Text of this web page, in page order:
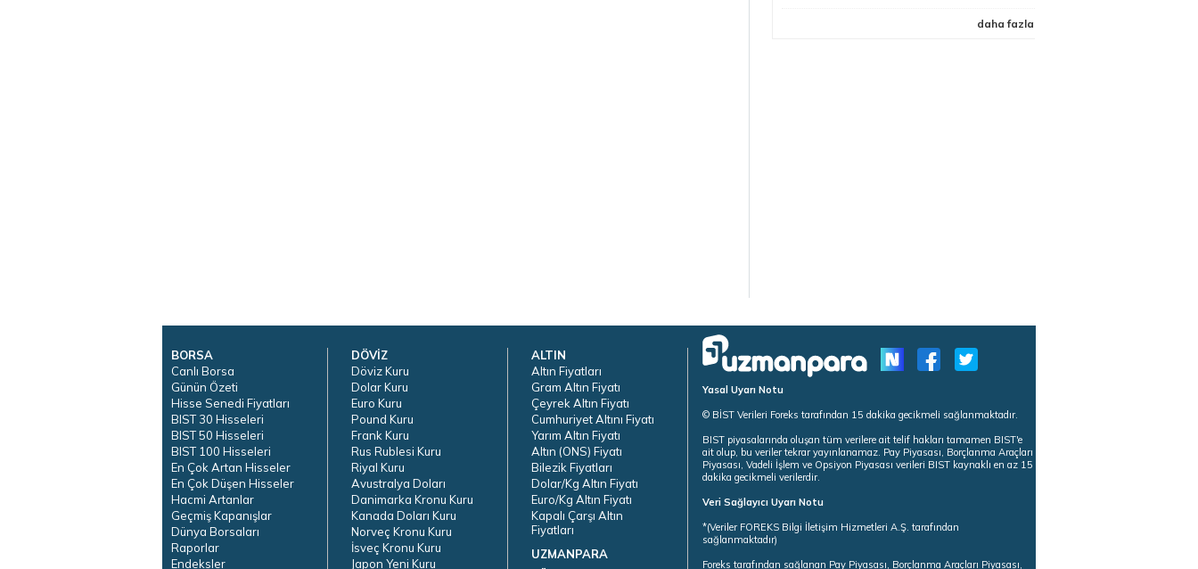
daha fazla
BORSA
Canlı Borsa
Günün Özeti
Hisse Senedi Fiyatları
BIST 30 Hisseleri
BIST 50 Hisseleri
BIST 100 Hisseleri
En Çok Artan Hisseler
En Çok Düşen Hisseler
Hacmi Artanlar
Geçmiş Kapanışlar
Dünya Borsaları
Raporlar
Endeksler
DÖVİZ
Döviz Kuru
Dolar Kuru
Euro Kuru
Pound Kuru
Frank Kuru
Rus Rublesi Kuru
Riyal Kuru
Avustralya Doları
Danimarka Kronu Kuru
Kanada Doları Kuru
Norveç Kronu Kuru
İsveç Kronu Kuru
Japon Yeni Kuru
ALTIN
Altın Fiyatları
Gram Altın Fiyatı
Çeyrek Altın Fiyatı
Cumhuriyet Altını Fiyatı
Yarım Altın Fiyatı
Altın (ONS) Fiyatı
Bilezik Fiyatları
Dolar/Kg Altın Fiyatı
Euro/Kg Altın Fiyatı
Kapalı Çarşı Altın
Fiyatları
UZMANPARA
Yasal Uyarı Notu
© BİST Verileri Foreks tarafından 15 dakika gecikmeli sağlanmaktadır.
BIST piyasalarında oluşan tüm verilere ait telif hakları tamamen BIST'e
ait olup, bu veriler tekrar yayınlanamaz. Pay Piyasası, Borçlanma Araçları
Piyasası, Vadeli İşlem ve Opsiyon Piyasası verileri BIST kaynaklı en az 15
dakika gecikmeli verilerdir.
Veri Sağlayıcı Uyarı Notu
*(Veriler FOREKS Bilgi İletişim Hizmetleri A.Ş. tarafından
sağlanmaktadır)
Foreks tarafından sağlanan Pay Piyasası, Borçlanma Araçları Piyasası,